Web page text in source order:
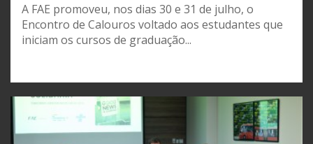
A FAE promoveu, nos dias 30 e 31 de julho, o
Encontro de Calouros voltado aos estudantes que
iniciam os cursos de graduação...